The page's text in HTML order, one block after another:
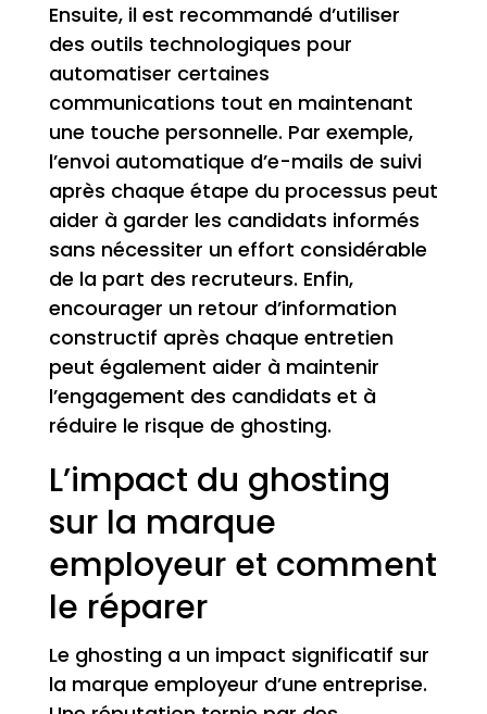
Ensuite, il est recommandé d’utiliser
des outils technologiques pour
automatiser certaines
communications tout en maintenant
une touche personnelle. Par exemple,
l’envoi automatique d’e-mails de suivi
après chaque étape du processus peut
aider à garder les candidats informés
sans nécessiter un effort considérable
de la part des recruteurs. Enfin,
encourager un retour d’information
constructif après chaque entretien
peut également aider à maintenir
l’engagement des candidats et à
réduire le risque de ghosting.
L’impact du ghosting
sur la marque
employeur et comment
le réparer
Le ghosting a un impact significatif sur
la marque employeur d’une entreprise.